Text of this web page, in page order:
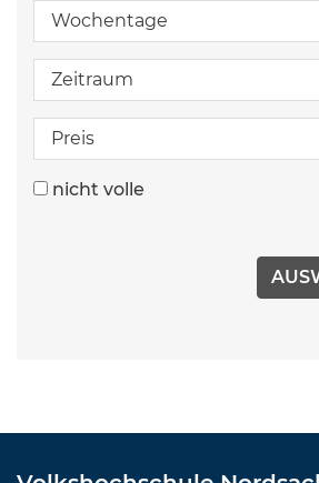
Wochentage
Zeitraum
Preis
nicht volle